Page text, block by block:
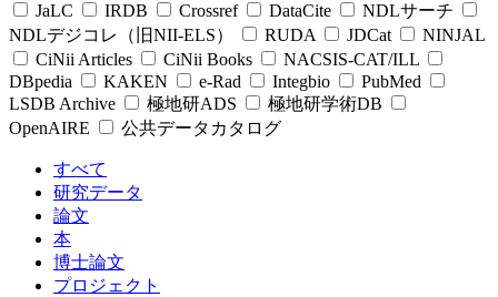
JaLC
IRDB Crossref DataCite
NDLサーチ
NDLデジコレ（旧NII-ELS）
RUDA JDCat
NINJAL
CiNii Articles
CiNii Books
NACSIS-CAT/ILL
DBpedia
KAKEN e-Rad Integbio
PubMed
LSDB Archive
極地研ADS
極地研学術DB
OpenAIRE
公共データカタログ
すべて
研究データ
論文
本
博士論文
プロジェクト